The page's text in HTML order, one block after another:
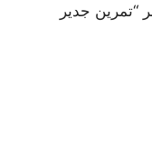
“تمرين جدير